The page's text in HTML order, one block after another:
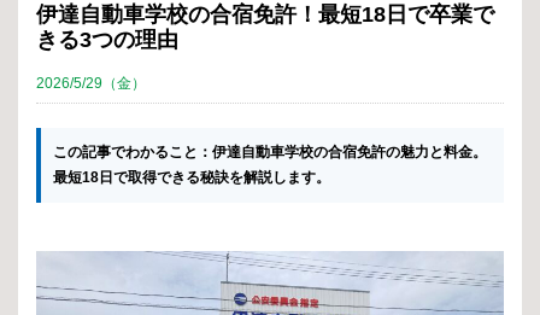
伊達自動車学校の合宿免許！最短18日で卒業で
きる3つの理由
2026/5/29（金）
この記事でわかること：伊達自動車学校の合宿免許の魅力と料金。
最短18日で取得できる秘訣を解説します。